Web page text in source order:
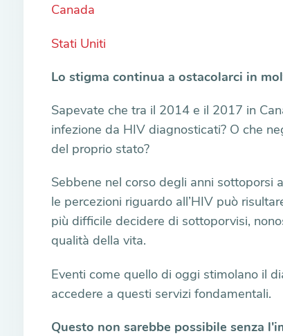
Canada
Stati Uniti
Lo stigma continua a ostacolarci in
Sapevate che tra il 2014 e il 2017 in
infezione da HIV diagnosticati? O che
del proprio stato?
Sebbene nel corso degli anni
le percezioni riguardo all’HIV può
più difficile decidere di sottoporvisi,
qualità della vita.
Eventi come quello di oggi stimolano il
accedere a questi servizi fondamentali.
Questo non sarebbe possibile senza